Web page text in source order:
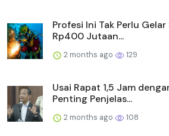
Profesi Ini Tak Perlu
Rp400 Jutaan...
2 months ago 129
Usai Rapat 1,5 Jam
Penting Penjelas...
2 months ago 108